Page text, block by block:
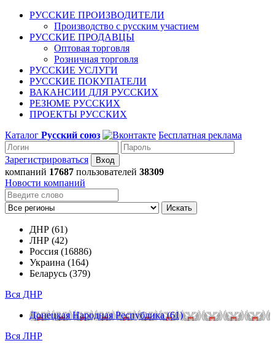
РУССКИЕ ПРОИЗВОДИТЕЛИ
Производство с русским участием
РУССКИЕ ПРОДАВЦЫ
Оптовая торговля
Розничная торговля
РУССКИЕ УСЛУГИ
РУССКИЕ ПОКУПАТЕЛИ
ВАКАНСИИ ДЛЯ РУССКИХ
РЕЗЮМЕ РУССКИХ
ПРОЕКТЫ РУССКИХ
Каталог Русский союз Бесплатная реклама
Зарегистрироваться
компаний 17687 пользователей 38309
Новости компаний
Искать
ДНР (61)
ЛНР (42)
Россия (16886)
Украина (164)
Беларусь (379)
Вся ДНР
Донецкая Народная Республика (61)
Вся ЛНР